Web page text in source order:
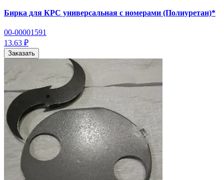
Бирка для КРС универсальная с номерами (Полиуретан)*
00-00001591
13.63 ₽
Заказать